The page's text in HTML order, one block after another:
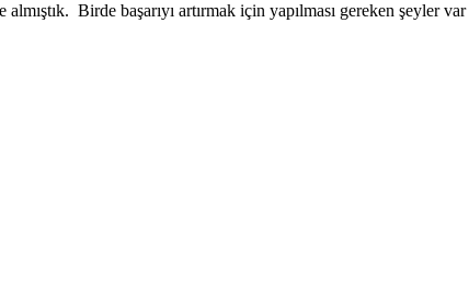
Birde başarıyı artırmak için yapılması gereken şeyler